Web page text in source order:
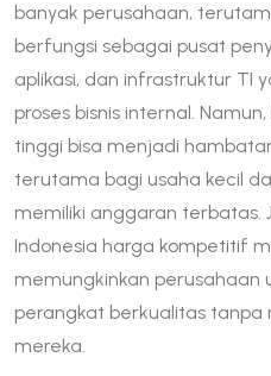
banyak perusahaan,
berfungsi sebagai pusat
aplikasi, dan infrastruktur TI
proses bisnis internal.
tinggi bisa menjadi
terutama bagi usaha kecil
memiliki anggaran terbatas.
Indonesia harga kompetitif
memungkinkan perusahaan
perangkat berkualitas
mereka.